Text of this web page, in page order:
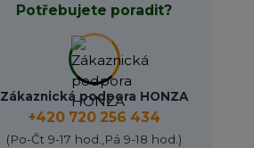
Potřebujete poradit?
Zákaznická podpora HONZA
+420 720 256 434
(Po-Čt 9-17 hod.,Pá 9-18 hod.)